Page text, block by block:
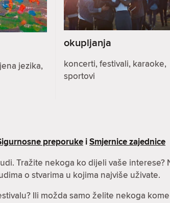
jezika,
okupljanja
koncerti, festivali, karaoke,
sportovi
preporuke iSmjernice zajednice
Tražite nekoga ko dijeli vaše interese?
o stvarima u kojima najviše uživate.
Ili možda samo želite nekoga